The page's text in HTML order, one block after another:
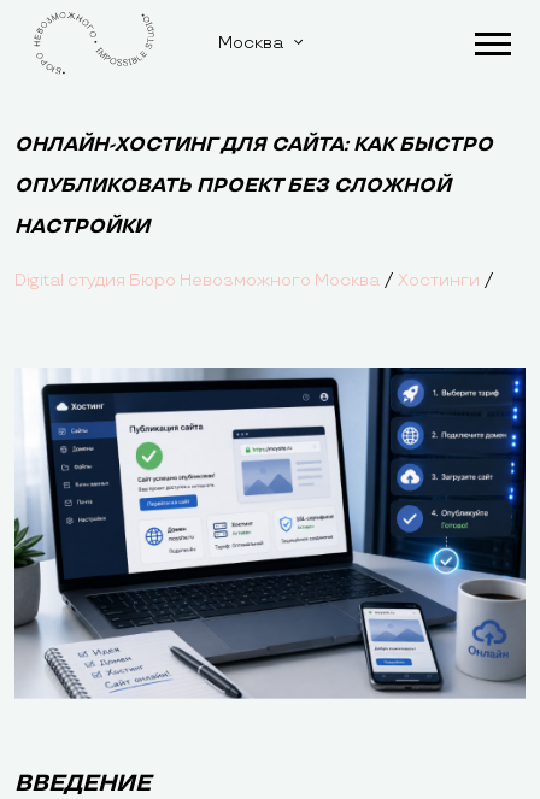
Москва
ОНЛАЙН-ХОСТИНГ ДЛЯ САЙТА: КАК БЫСТРО
ОПУБЛИКОВАТЬ ПРОЕКТ БЕЗ СЛОЖНОЙ
НАСТРОЙКИ
Digital студия Бюро Невозможного Москва / Хостинги /
ВВЕДЕНИЕ